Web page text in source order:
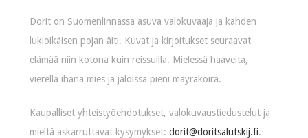
Dorit on Suomenlinnassa asuva valokuvaaja ja kahden
lukioikäisen pojan äiti. Kuvat ja kirjoitukset seuraavat
elämää niin kotona kuin reissuilla. Mielessä haaveita,
vierellä ihana mies ja jaloissa pieni mäyräkoira.
Kaupalliset yhteistyöehdotukset, valokuvaustiedustelut ja
mieltä askarruttavat kysymykset:dorit@doritsalutskij.fi.